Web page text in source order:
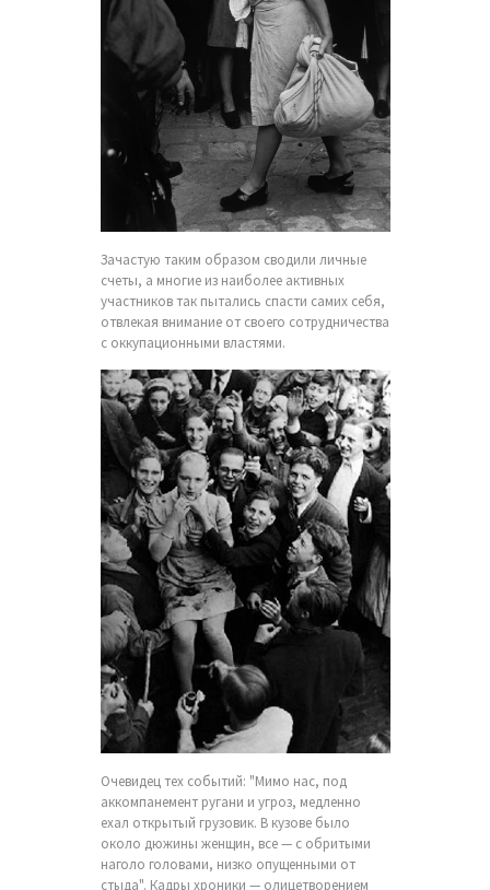
Зачастую таким образом сводили личные
счеты, а многие из наиболее активных
участников так пытались спасти самих себя,
отвлекая внимание от своего сотрудничества
с оккупационными властями.
Очевидец тех событий: "Мимо нас, под
аккомпанемент ругани и угроз, медленно
ехал открытый грузовик. В кузове было
около дюжины женщин, все — с обритыми
наголо головами, низко опущенными от
стыда". Кадры хроники — олицетворением